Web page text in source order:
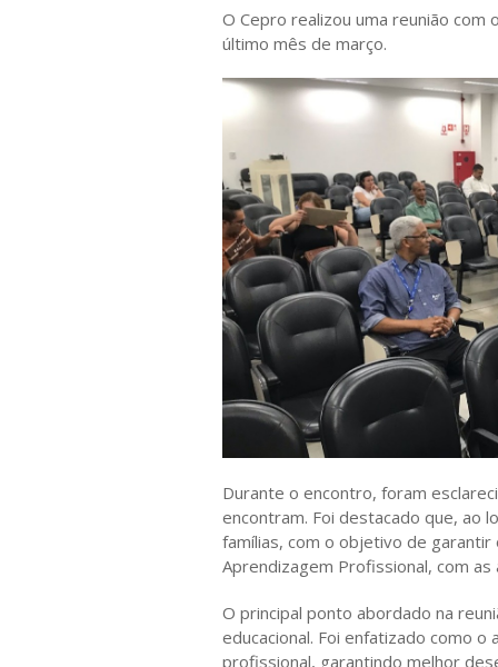
O Cepro realizou uma reunião
último mês de março.
Durante o encontro, foram
encontram. Foi destacado que, ao
famílias, com o objetivo de garantir
Aprendizagem Profissional, com
O principal ponto abordado na
educacional. Foi enfatizado como
profissional, garantindo melhor